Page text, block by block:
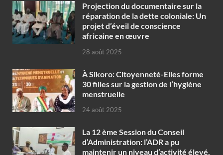
Projection du documentaire sur la
réparation de la dette coloniale: Un
projet d’éveil de conscience
africaine en œuvre‎
28 août 2025
À Sikoro: Citoyenneté-Elles forme
30 filles sur la gestion de l’hygiène
menstruelle
24 août 2025
La 12 ème Session du Conseil
d’Administration: l’ADR a pu
maintenir un niveau d’activité élevé,